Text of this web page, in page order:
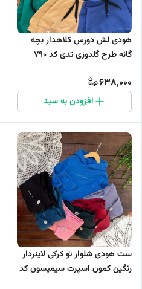
هودی لش دورس کلاهدار بچه
گانه طرح گلدوزی تدی کد ۷۹۰
638,000
افزودن به سبد
ست هودی شلوار تو کرکی لاینردار
رنگین کمون اسپرت سیمپسون کد